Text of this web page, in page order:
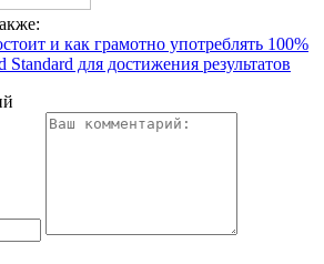
и как грамотно употреблять 100%
Standard для достижения результатов